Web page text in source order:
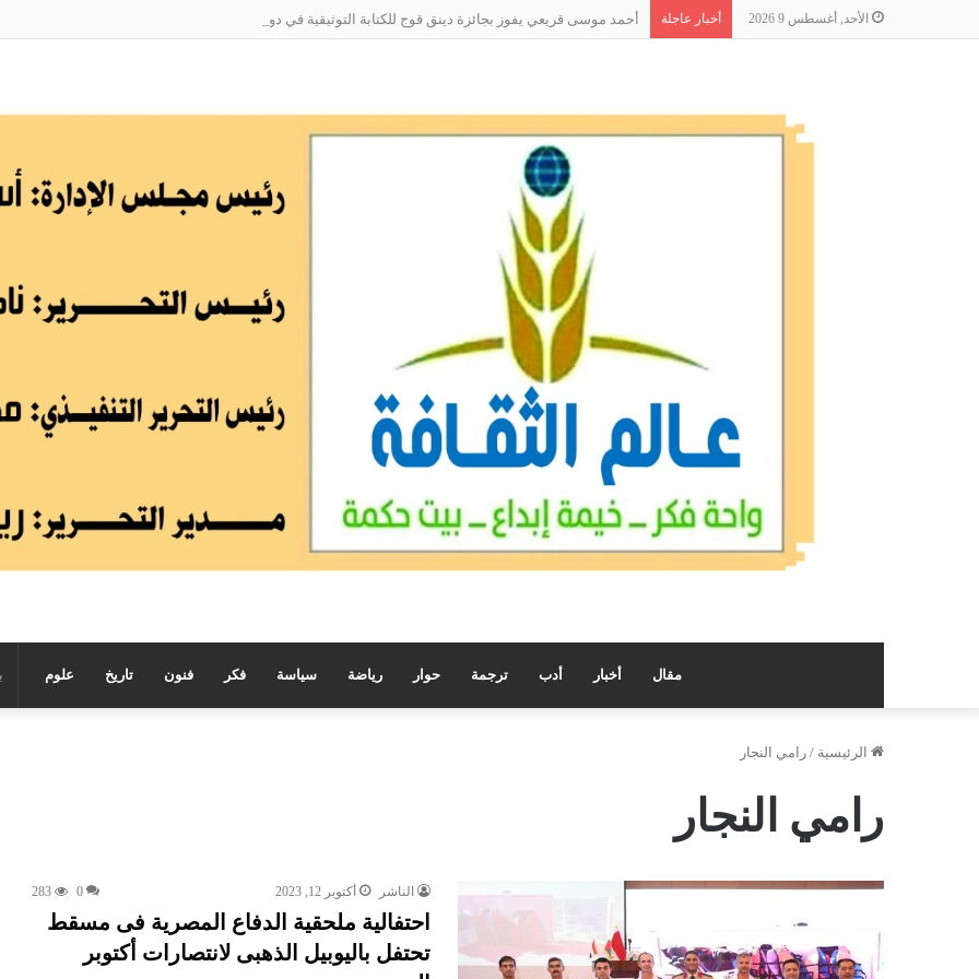
الأحد, أغسطس 9 2026 أخبار عاجلة أحمد موسى قريعي يفوز بجائزة دينق قوج للكتابة التوثيقية في دورتها الأولى
مقال أخبار أدب ترجمة حوار رياضة سياسة فكر فنون تاريخ علوم
الرئيسية / رامي النجار
رامي النجار
الناشر أكتوبر 12, 2023 0
283
احتفالية ملحقية الدفاع المصرية فى مسقط
تحتفل باليوبيل الذهبى لانتصارات أكتوبر